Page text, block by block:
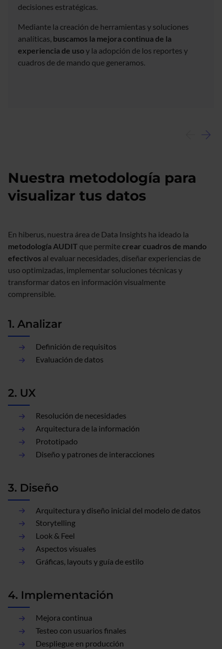
decisiones estratégicas.
Mediante la creación de herramientas y soluciones
analíticas, buscamos la mejora continua de la
experiencia de usoy la adopción de los reportes y
cuadros de de mando que generamos.
Nuestra metodología para
visualizar tus datos
En hiberus, nuestra área de Data Insights ha ideado la
metodología AUDIT que permitecrear cuadros de mando
efectivos al evaluar necesidades, diseñar experiencias de
uso optimizadas, implementar soluciones técnicas y
transformar datos en información visualmente
comprensible.
1. Analizar
Definición de requisitos
Evaluación de datos
2. UX
Resolución de necesidades
Arquitectura de la información
Prototipado
Diseño y patrones de interacciones
3. Diseño
Arquitectura y diseño inicial del modelo de datos
Storytelling
Look & Feel
Aspectos visuales
Gráficas, layouts y guía de estilo
4. Implementación
Mejora continua
Testeo con usuarios finales
Despliegue en producción